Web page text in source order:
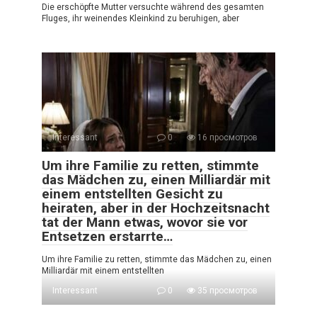
Die erschöpfte Mutter versuchte während des gesamten
Fluges, ihr weinendes Kleinkind zu beruhigen, aber
Interessant 0 16 просмотров
Um ihre Familie zu retten, stimmte
das Mädchen zu, einen Milliardär mit
einem entstellten Gesicht zu
heiraten, aber in der Hochzeitsnacht
tat der Mann etwas, wovor sie vor
Entsetzen erstarrte…
Um ihre Familie zu retten, stimmte das Mädchen zu, einen
Milliardär mit einem entstellten
Interessant
0 35 просмотров